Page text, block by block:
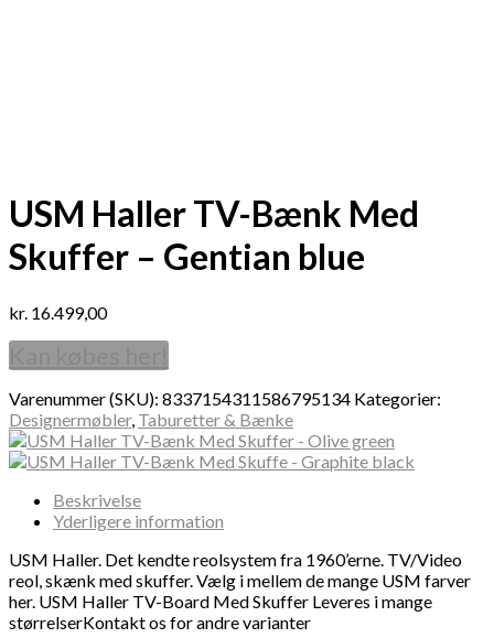
USM Haller TV-Bænk Med
Skuffer – Gentian blue
kr. 16.499,00
Varenummer (SKU): 8337154311586795134 Kategorier:
Designermøbler, Taburetter & Bænke
Beskrivelse
Yderligere information
USM Haller. Det kendte reolsystem fra 1960’erne. TV/Video
reol, skænk med skuffer. Vælg i mellem de mange USM farver
her. USM Haller TV-Board Med Skuffer Leveres i mange
størrelserKontakt os for andre varianter